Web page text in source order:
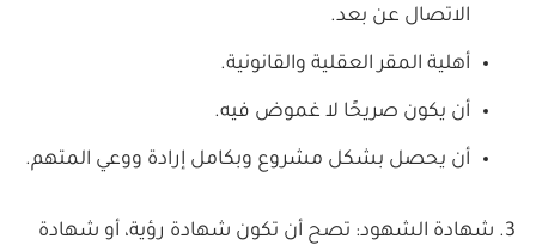
الاتصال عن بعد.
أهلية المقر العقلية والقانونية.
أن يكون صريحًا لا غموض فيه.
أن يحصل بشكل مشروع وبكامل إرادة ووعي المتهم.
شهادة الشهود: تصح أن تكون شهادة رؤية، أو شهادة